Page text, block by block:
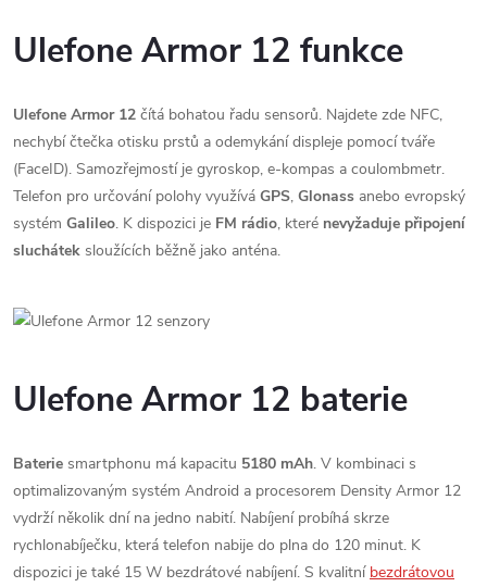
Ulefone Armor 12 funkce
Ulefone Armor 12 čítá bohatou řadu sensorů. Najdete zde NFC,
nechybí čtečka otisku prstů a odemykání displeje pomocí tváře
(FaceID). Samozřejmostí je gyroskop, e-kompas a coulombmetr.
Telefon pro určování polohy využívá GPS, Glonass anebo evropský
systém Galileo. K dispozici je FM rádio, které nevyžaduje připojení
sluchátek sloužících běžně jako anténa.
Ulefone Armor 12 baterie
Baterie smartphonu má kapacitu 5180 mAh. V kombinaci s
optimalizovaným systém Android a procesorem Density Armor 12
vydrží několik dní na jedno nabití. Nabíjení probíhá skrze
rychlonabíječku, která telefon nabije do plna do 120 minut. K
dispozici je také 15 W bezdrátové nabíjení. S kvalitní bezdrátovou